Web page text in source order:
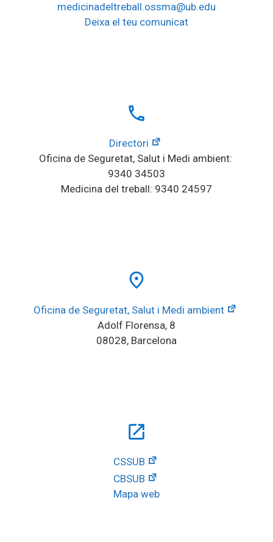
medicinadeltreball.ossma@ub.edu
Deixa el teu comunicat
local_phone
Directori
Oficina de Seguretat, Salut i Medi ambient:
9340 34503
Medicina del treball: 9340 24597
place
Oficina de Seguretat, Salut i Medi ambient
Adolf Florensa, 8
08028, Barcelona
open_in_new
CSSUB
CBSUB
Mapa web